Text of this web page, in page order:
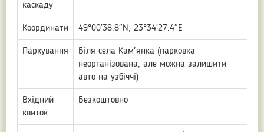
каскаду
Координати 49°00′38.8″N, 23°34′27.4″E
Паркування
Біля села Кам'янка (парковка
неорганізована, але можна залишити
авто на узбіччі)
Вхідний
квиток
Безкоштовно